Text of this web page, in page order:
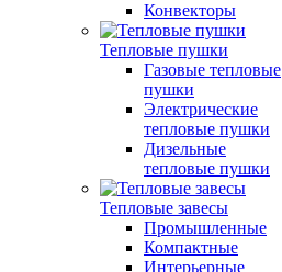
Конвекторы
Тепловые пушки
Газовые тепловые
пушки
Электрические
тепловые пушки
Дизельные
тепловые пушки
Тепловые завесы
Промышленные
Компактные
Интерьерные